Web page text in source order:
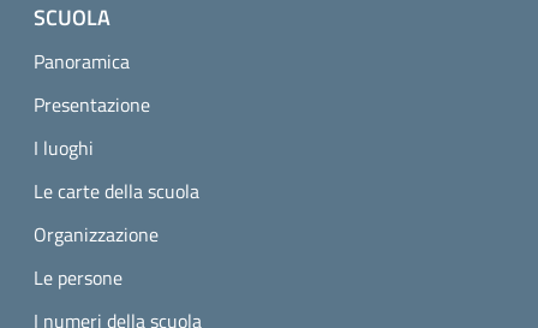
SCUOLA
Panoramica
Presentazione
I luoghi
Le carte della scuola
Organizzazione
Le persone
I numeri della scuola